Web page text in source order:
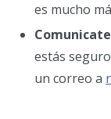
es mucho
estás
un correo a